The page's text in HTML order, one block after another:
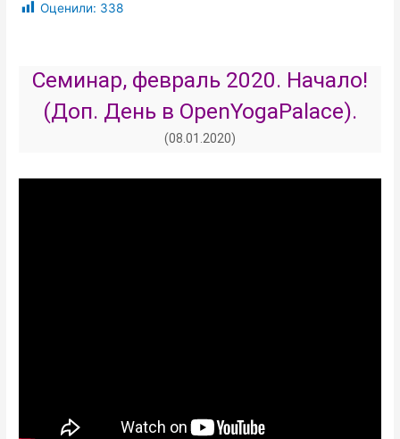
Оценили: 338
Семинар, февраль 2020. Начало!
(Доп. День в OpenYogaPalace).
(08.01.2020)